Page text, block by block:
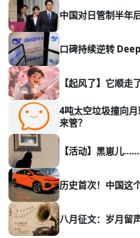
中国对日管制半年
口碑持续逆转
【起风了】它顺走
4吨太空垃圾撞向
来管？
【活动】黑崽儿……
历史首次！中国这
八月征文：岁月留